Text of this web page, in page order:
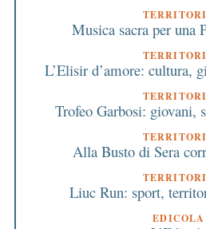
Musica sacra per una
L’Elisir d’amore: cultura,
Trofeo Garbosi: giovani,
Alla Busto di Sera
Liuc Run: sport,
EDICOLA